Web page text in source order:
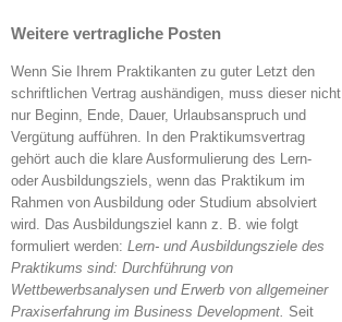
Weitere vertragliche Posten
Wenn Sie Ihrem Praktikanten zu guter Letzt den
schriftlichen Vertrag aushändigen, muss dieser nicht
nur Beginn, Ende, Dauer, Urlaubsanspruch und
Vergütung aufführen. In den Praktikumsvertrag
gehört auch die klare Ausformulierung des Lern-
oder Ausbildungsziels, wenn das Praktikum im
Rahmen von Ausbildung oder Studium absolviert
wird. Das Ausbildungsziel kann z. B. wie folgt
formuliert werden: Lern- und Ausbildungsziele des
Praktikums sind: Durchführung von
Wettbewerbsanalysen und Erwerb von allgemeiner
Praxiserfahrung im Business Development. Seit